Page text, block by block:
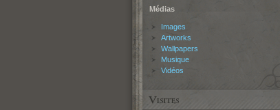
Médias
Images
Artworks
Wallpapers
Musique
Vidéos